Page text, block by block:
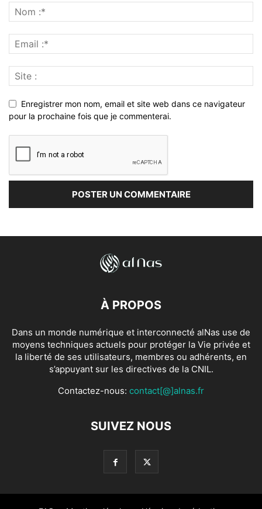
Enregistrer mon nom, email et site web dans ce navigateur
pour la prochaine fois que je commenterai.
À PROPOS
Dans un monde numérique et interconnecté alNas use de
moyens techniques actuels pour protéger la Vie privée et
la liberté de ses utilisateurs, membres ou adhérents, en
s’appuyant sur les directives de la CNIL.
Contactez-nous: contact[@]alnas.fr
SUIVEZ NOUS